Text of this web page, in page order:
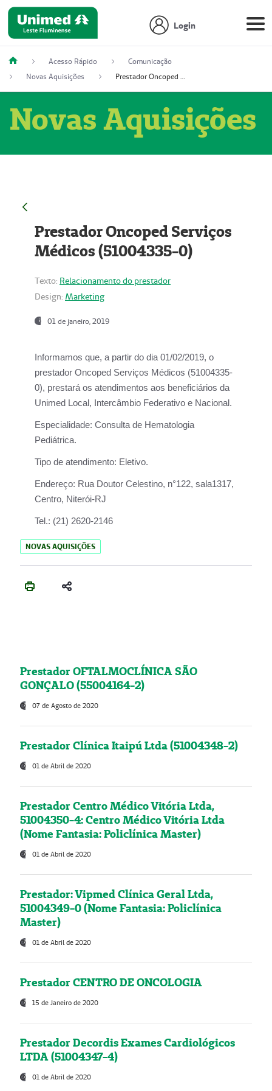
Login
Acesso Rápido
Comunicação
Novas Aquisições
Prestador Oncoped Serviços Médicos (51004335-0)
Novas Aquisições
Prestador Oncoped Serviços
Médicos (51004335-0)
Texto: Relacionamento do prestador
Design: Marketing
01 de janeiro, 2019
Informamos que, a partir do dia 01/02/2019, o
prestador Oncoped Serviços Médicos (51004335-
0), prestará os atendimentos aos beneficiários da
Unimed Local, Intercâmbio Federativo e Nacional.
Especialidade: Consulta de Hematologia
Pediátrica.
Tipo de atendimento: Eletivo.
Endereço: Rua Doutor Celestino, n°122, sala1317,
Centro, Niterói-RJ
Tel.: (21) 2620-2146
NOVAS AQUISIÇÕES
Prestador OFTALMOCLÍNICA SÃO
GONÇALO (55004164-2)
07 de Agosto de 2020
Prestador Clínica Itaipú Ltda (51004348-2)
01 de Abril de 2020
Prestador Centro Médico Vitória Ltda,
51004350-4: Centro Médico Vitória Ltda
(Nome Fantasia: Policlínica Master)
01 de Abril de 2020
Prestador: Vipmed Clínica Geral Ltda,
51004349-0 (Nome Fantasia: Policlínica
Master)
01 de Abril de 2020
Prestador CENTRO DE ONCOLOGIA
15 de Janeiro de 2020
Prestador Decordis Exames Cardiológicos
LTDA (51004347-4)
01 de Abril de 2020